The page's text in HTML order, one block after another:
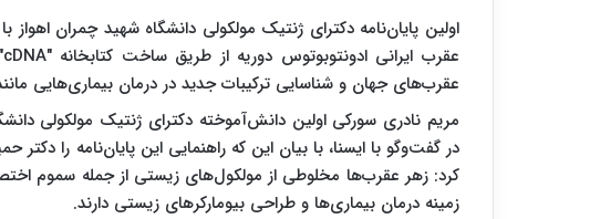
اولین پایان‌نامه دکترای ژنتیک مولکولی دانشگاه شهید چمران
عقرب‌های جهان و شناسایی ترکیبات جدید در درمان بیماری‌هایی
مریم نادری سورکی اولین دانش‌آموخته دکترای ژنتیک مولکولی
در گفت‌وگو با ایسنا، با بیان این‌ که راهنمایی این پایان‌نامه را دکتر
کرد: زهر عقرب‌ها مخلوطی از مولکول‌های زیستی از جمله سموم
زمینه درمان بیماری‌ها و طراحی بیومارکرهای زیستی دارند.